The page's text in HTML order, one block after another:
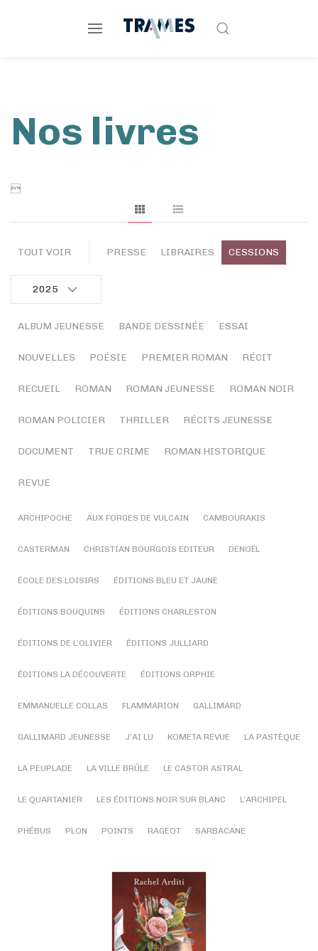
Nos livres

TOUT VOIR PRESSE LIBRAIRES CESSIONS
2025
ALBUM JEUNESSE BANDE DESSINÉE ESSAI
NOUVELLES POÉSIE PREMIER ROMAN RÉCIT
RECUEIL ROMAN ROMAN JEUNESSE ROMAN NOIR
ROMAN POLICIER THRILLER RÉCITS JEUNESSE
DOCUMENT TRUE CRIME ROMAN HISTORIQUE
REVUE
ARCHIPOCHE AUX FORGES DE VULCAIN CAMBOURAKIS
CASTERMAN CHRISTIAN BOURGOIS EDITEUR DENOËL
ÉCOLE DES LOISIRS ÉDITIONS BLEU ET JAUNE
ÉDITIONS BOUQUINS ÉDITIONS CHARLESTON
ÉDITIONS DE L’OLIVIER ÉDITIONS JULLIARD
ÉDITIONS LA DÉCOUVERTE ÉDITIONS ORPHIE
EMMANUELLE COLLAS FLAMMARION GALLIMARD
GALLIMARD JEUNESSE J’AI LU KOMETA REVUE LA PASTÈQUE
LA PEUPLADE LA VILLE BRÛLE LE CASTOR ASTRAL
LE QUARTANIER LES ÉDITIONS NOIR SUR BLANC L’ARCHIPEL
PHÉBUS PLON POINTS RAGEOT SARBACANE